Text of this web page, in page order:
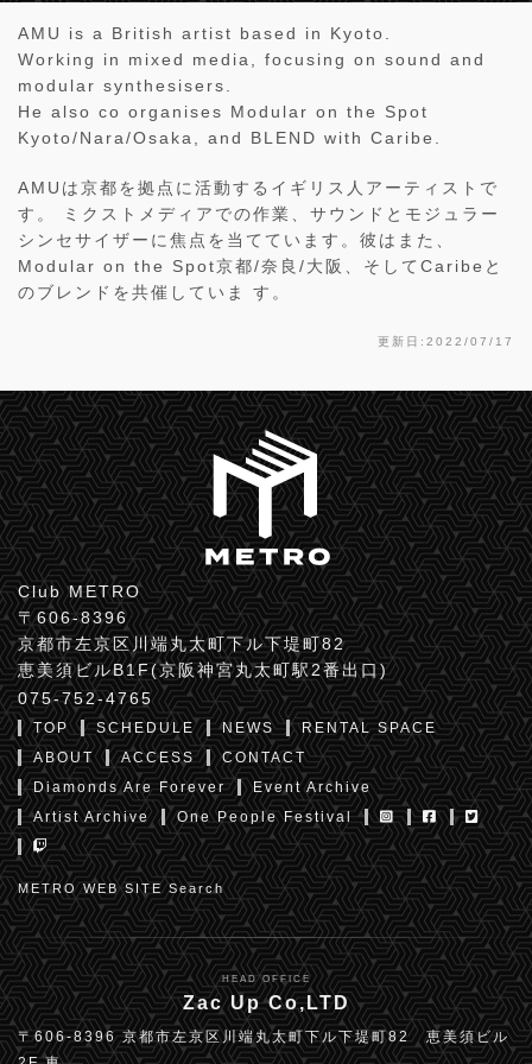
AMU is a British artist based in Kyoto.
Working in mixed media, focusing on sound and
modular synthesisers.
He also co organises Modular on the Spot
Kyoto/Nara/Osaka, and BLEND with Caribe.
AMUは京都を拠点に活動するイギリス人アーティストで
す。 ミクストメディアでの作業、サウンドとモジュラー
シンセサイザーに焦点を当てています。彼はまた、
Modular on the Spot京都/奈良/大阪、そしてCaribeと
のブレンドを共催していま す。
更新日:2022/07/17
Club METRO
〒606-8396
京都市左京区川端丸太町下ル下堤町82
恵美須ビルB1F(京阪神宮丸太町駅2番出口)
075-752-4765
TOP SCHEDULE NEWS
RENTAL SPACE
ABOUT
ACCESS
CONTACT
Diamonds Are Forever
Event Archive
Artist Archive
One People Festival
METRO WEB SITE Search
HEAD OFFICE
Zac Up Co,LTD
〒606-8396 京都市左京区川端丸太町下ル下堤町82 恵美須ビル